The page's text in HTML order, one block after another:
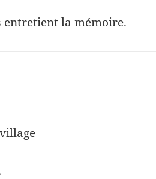
entretient la mémoire.